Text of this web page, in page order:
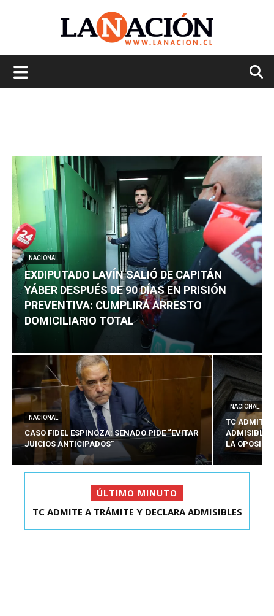
NACIONAL
EXDIPUTADO LAVÍN SALIÓ DE CAPITÁN
YÁBER DESPUÉS DE 90 DÍAS EN PRISIÓN
PREVENTIVA: CUMPLIRÁ ARRESTO
DOMICILIARIO TOTAL
NACIONAL
CASO FIDEL ESPINOZA: SENADO PIDE “EVITAR
JUICIOS ANTICIPADOS”
NACIONAL
TC ADMITE
ADMISIBLES
LA
ÚLTIMO MINUTO
EXDIPUTADO LAVÍN SALIÓ DE CAPITÁN YÁBER
TC ADMITE A TRÁMITE Y DECLARA ADMISIBLES